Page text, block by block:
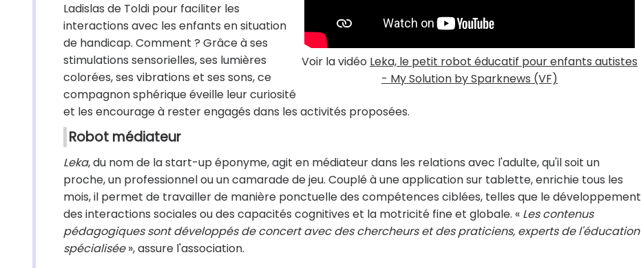
Voir la vidéo Leka, le petit robot éducatif pour enfants autistes
- My Solution by Sparknews (VF)
Ladislas de Toldi pour faciliter les
interactions avec les enfants en situation
de handicap. Comment ? Grâce à ses
stimulations sensorielles, ses lumières
colorées, ses vibrations et ses sons, ce
compagnon sphérique éveille leur curiosité
et les encourage à rester engagés dans les activités proposées.
Robot médiateur
Leka, du nom de la start-up éponyme, agit en médiateur dans les relations avec l'adulte, qu'il soit un
proche, un professionnel ou un camarade de jeu. Couplé à une application sur tablette, enrichie tous les
mois, il permet de travailler de manière ponctuelle des compétences ciblées, telles que le développement
des interactions sociales ou des capacités cognitives et la motricité fine et globale. « Les contenus
pédagogiques sont développés de concert avec des chercheurs et des praticiens, experts de l'éducation
spécialisée», assure l'association.